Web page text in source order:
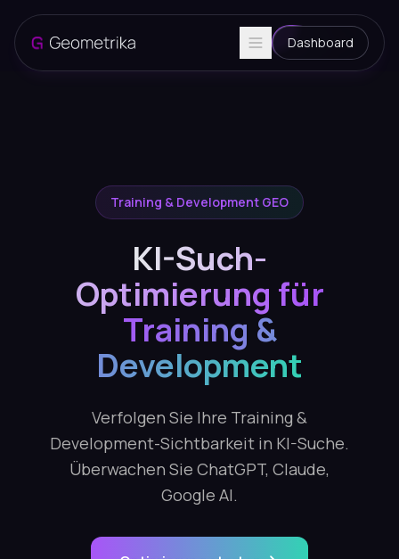
Dashboard
Training & Development GEO
KI-Such-
Optimierung für
Training &
Development
Verfolgen Sie Ihre Training &
Development-Sichtbarkeit in KI-Suche.
Überwachen Sie ChatGPT, Claude,
Google AI.